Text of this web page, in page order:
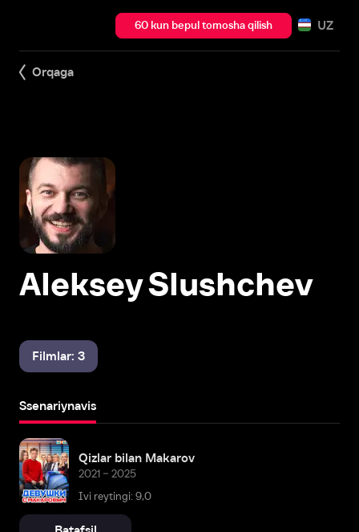
60 kun bepul tomosha qilish UZ
Orqaga
Aleksey Slushchev
Filmlar: 3
Ssenariynavis
Qizlar bilan Makarov
2021 – 2025
Ivi reytingi: 9,0